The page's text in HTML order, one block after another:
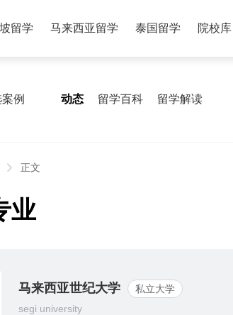
留学 马来西亚留学 泰国留学 院校库
例 动态 留学百科 留学解读
正文
业
马来西亚世纪大学
私立大学
segi university